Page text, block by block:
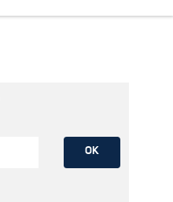
OK